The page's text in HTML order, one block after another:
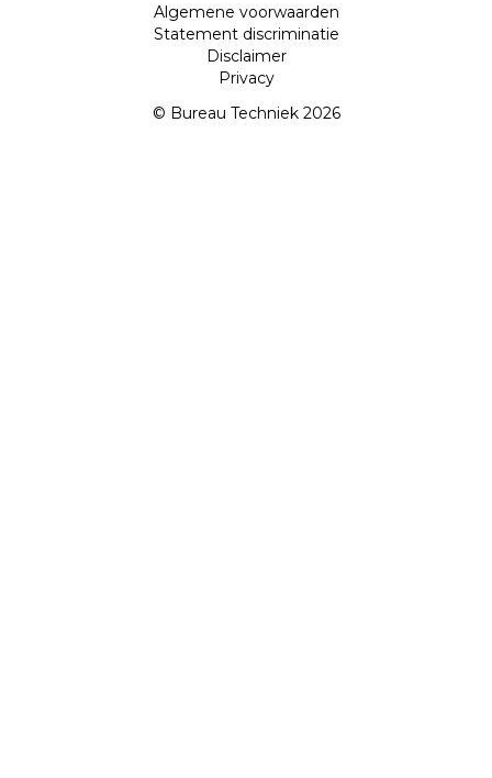
Algemene voorwaarden
Statement discriminatie
Disclaimer
Privacy
© Bureau Techniek 2026